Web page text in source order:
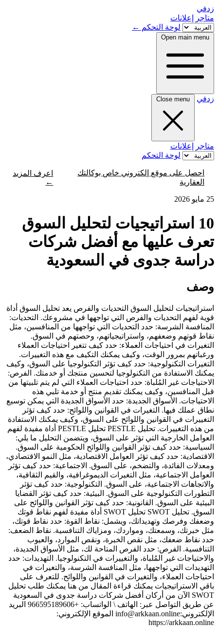
زدفي
متاجر
إعلانات
لوحة التحكم ←
Open main menu
زدفي Close menu
متاجر
إعلانات
لوحة التحكم
احصل على موقع إلكتروني خاص بوكالتك
العقارية
اعرف المزيد
←
25 مايو 2026
10 استراتيجيات لتحليل السوق
تعرف عليها مع أفضل شركات
دراسة جدوى في السعودية
وصف
استراتيجيات لتحليل السوق التحديات والفرص يعد تحليل السوق أداة
قوية لفهم التحديات والفرص التي تواجهها في مشروعك. التحديات:
المنافسة الشرسة: حدد التحديات التي تواجهها من المنافسين، مثل
نقاط قوتهم وضعفهم، واستراتيجياتهم، وحصتهم في السوق.
التغيرات في احتياجات العملاء: حدد كيف تتغير احتياجات العملاء
ورغباتهم بمرور الوقت، وكيف يمكنك التكيف مع هذه التغييرات.
التغيرات التكنولوجية: حدد كيف تؤثر التكنولوجيا على السوق، وكيف
يمكنك الاستفادة من التكنولوجيا لتحسين منتجك أو خدمتك. الفرص:
الاحتياجات غير المُلباة: حدد احتياجات العملاء التي لم يتم تلبيتها من
قبل المنافسين، وكيف يمكنك تقديم منتج أو خدمة تلبي هذه
الاحتياجات. الأسواق الجديدة: حدد الأسواق الجديدة التي يمكن توسيع
نطاق عملك فيها. التغيرات في القوانين واللوائح: حدد كيف تؤثر
التغييرات في القوانين واللوائح على السوق، وكيف يمكنك الاستفادة
من هذه التغييرات. تحليل PESTLE تحليل PESTLE أداة مفيدة لفهم
العوامل الخارجية التي تؤثر على السوق، ويتضمن التحليل ما يلي:
السياسية: حدد كيف تؤثر القوانين واللوائح الحكومية على السوق.
الاقتصادية: حدد كيف تؤثر العوامل الاقتصادية، مثل النمو الاقتصادي،
ومعدلات الفائدة، والتضخم، على السوق. الاجتماعية: حدد كيف تؤثر
العوامل الاجتماعية، مثل التغيرات الديموغرافية، والقيم الثقافية،
والاتجاهات الاجتماعية، على السوق. التكنولوجية: حدد كيف تؤثر
التطورات التكنولوجية على السوق. البيئية: حدد كيف تؤثر القضايا
البيئية على السوق. القانونية: حدد كيف تؤثر القوانين واللوائح على
السوق. تحليل SWOT تحليل SWOT أداة مفيدة لفهم نقاط قوتك
وضعفك وفرصك وتهديداتك، ويشمل: نقاط القوة: حدد نقاط قوتك،
مثل خبرتك، وسمعتك، ومواردك، ومزاياك التنافسية. نقاط الضعف:
حدد نقاط ضعفك، مثل نقص الخبرة، ونقص الموارد، والعيوب
التنافسية. الفرص: حدد الفرص المتاحة لك، مثل الأسواق الجديدة،
والاحتياجات غير المُلباة، والتغييرات في التكنولوجيا. التهديدات: حدد
التهديدات التي تواجهها، مثل المنافسة الشرسة، والتغيرات في
احتياجات العملاء، والتغيرات في القوانين واللوائح. للتعرف على
باقي الاستراتيجيات يمكنك قراءة المقال من هنا يمكنك طلب تحليل
SWOT الآن من أركان أفضل شركات دراسة جدوى في السعودية
عن طريق التواصل عبر: الهاتف \ الواتساب: +966595189606 البريد
الإلكتروني:info@arkkaan.online الموقع الإلكتروني:
https://arkkaan.online